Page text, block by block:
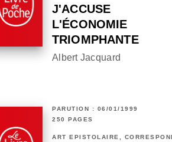
J'ACCUSE
L'ÉCONOMIE
TRIOMPHANTE
Albert Jacquard
PARUTION : 06/01/1999
250 PAGES
ART ÉPISTOLAIRE,